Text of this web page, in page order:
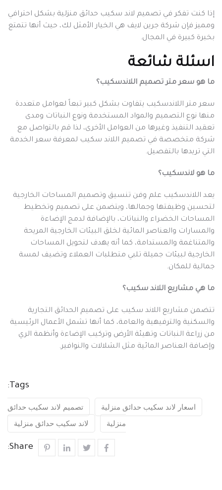
إذا كنت تفكر في تصميم لاند سكيب حدائق منزلية بشكل احترافي
ومميز فإن شركة جرين لايف هي الخيار الأمثل لك، حيث أنها تتمتع
بخبرة كبيرة في المجال.
اسئلة شائعة
ما هو سعر متر تصميم اللاندسكيب؟
سعر متر اللاندسكيب يتفاوت بشكل كبير تبعاً لعوامل متعددة
منها نوع التصميم والمواد المستخدمة ونوع النباتات ومدى
تعقيد التنفيذ وغيرها من العوامل الأخرى، لذا قم بالتواصل مع
شركة متخصصة في تصميم اللاند سكيب لمعرفة سعر الخدمة
التي تريدها بالتفصيل.
ما هو لاندسكيب؟
يعد اللاندسكيب علم وفن تنسيق وتصميم المساحات الخارجية
لتحسين وظيفتها وجمالها، ويتضمن على تصميم وتخطيط
المساحات الخضراء والنباتات، بالإضافة لدمج الإضاءة
والمسارات والعناصر المائية لخلق البيئات الخارجية المريحة
والمتناغمة والمستدامة، كما أنه يهدف لتحويل المساحات
الخارجية لبيئات جميلة تلبي متطلبات العملاء وتضيف لمسة
جمالية للمكان.
ما هي مشاريع اللاند سكيب؟
تتضمن مشاريع اللاند سكيب على تصميم الحدائق التجارية
والسكنية والترفيهية والعامة، كما أنها تشمل الأعمال الرئيسية
من زراعة النباتات وتهيئة الأرض وتركيب الإضاءة وأنظمة الري
وإضافة العناصر المائية مثل الشلالات والنوافير.
Tags:
اسعار لاند سكيب حدائق منزلية
تصميم لاند سكيب حدائق
منزلية
لاند سكيب حدائق منزلية
Share: